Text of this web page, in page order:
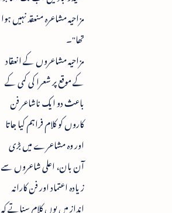
مزاحیہ مشاعرہ منعقد نہیں ہوا
تھا"۔
مزاحیہ مشاعروں کے انعقاد
کے موقع پر شعرا کی کمی کے
باعث دو ایک ناشاعر فن
کاروں کو کلام فراہم کیا جاتا
اور وہ مشاعرے میں بڑی
آن بان، اعلی شاعروں سے
زیادہ اعتماد اور فن کارانہ
انداز میں یوں کلام سناتے کہ